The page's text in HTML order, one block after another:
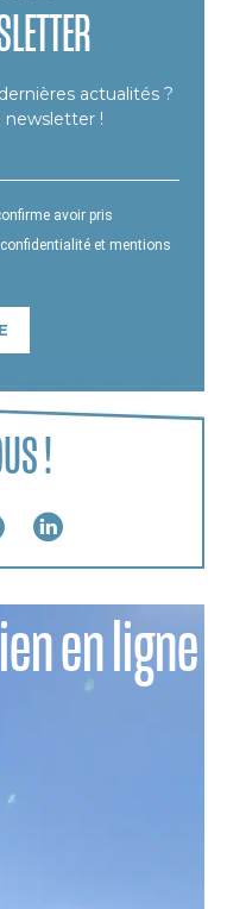
actualités ?
newsletter !
avoir pris
et mentions
!
en ligne